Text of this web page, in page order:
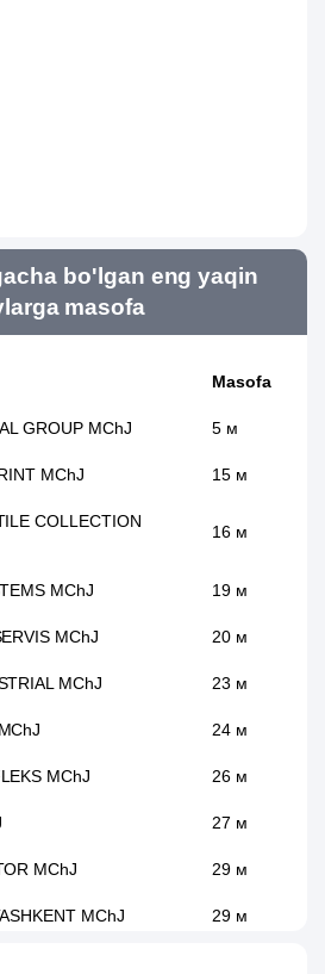
bo'lgan eng yaqin
masofa
Masofa
GROUP MChJ 5 м
MChJ 15 м
COLLECTION
16 м
MChJ 19 м
MChJ 20 м
MChJ 23 м
24 м
MChJ 26 м
27 м
MChJ 29 м
MChJ 29 м